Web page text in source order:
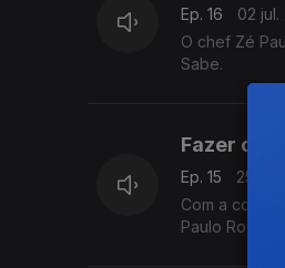
Ep. 16
02 jul.
O chef Zé
Sabe.
Fazer o
Ep. 15
25 jun.
Com a
Paulo Rocha